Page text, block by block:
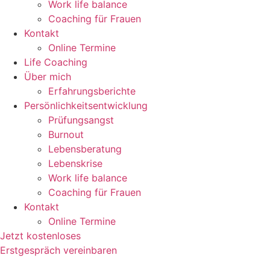
Work life balance
Coaching für Frauen
Kontakt
Online Termine
Life Coaching
Über mich
Erfahrungsberichte
Persönlichkeitsentwicklung
Prüfungsangst
Burnout
Lebensberatung
Lebenskrise
Work life balance
Coaching für Frauen
Kontakt
Online Termine
Jetzt kostenloses
Erstgespräch vereinbaren